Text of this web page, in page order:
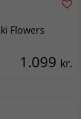
Flowers
1.099 kr.